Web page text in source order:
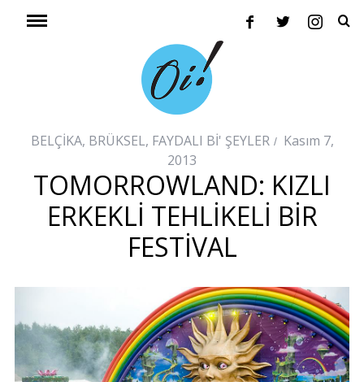
BELÇİKA, BRÜKSEL, FAYDALI Bİ' ŞEYLER
Kasım 7,
2013
TOMORROWLAND: KIZLI
ERKEKLI TEHLIKELI BIR
FESTIVAL